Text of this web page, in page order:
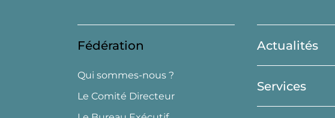
Fédération
Qui sommes-nous ?
Le Comité Directeur
Actualités
Services